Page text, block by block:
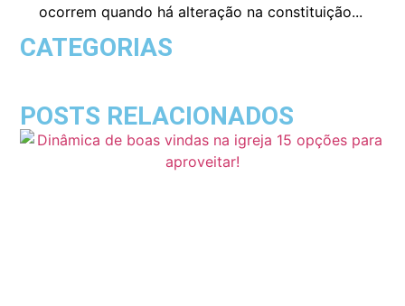
ocorrem quando há alteração na constituição...
CATEGORIAS
POSTS RELACIONADOS